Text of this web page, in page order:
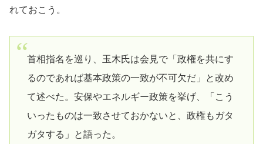
れておこう。
首相指名を巡り、玉木氏は会見で「政権を共にす
るのであれば基本政策の一致が不可欠だ」と改め
て述べた。安保やエネルギー政策を挙げ、「こう
いったものは一致させておかないと、政権もガタ
ガタする」と語った。